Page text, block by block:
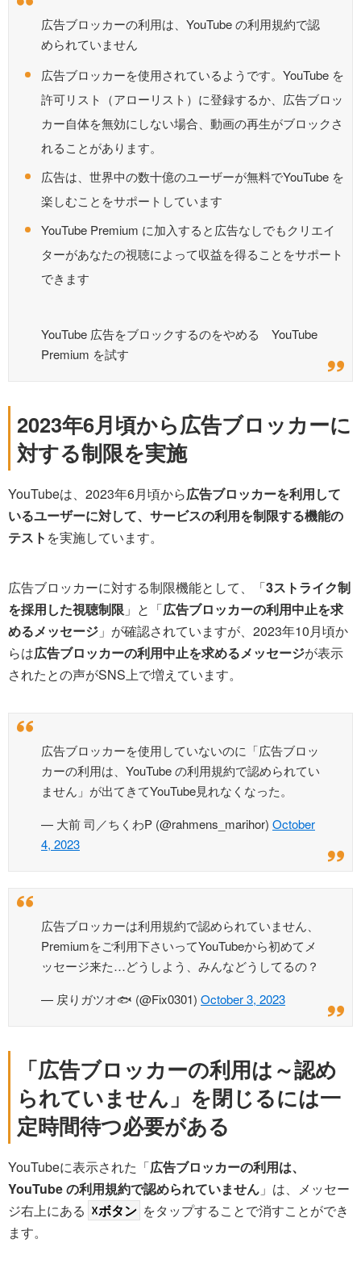
広告ブロッカーの利用は、YouTube の利用規約で認
められていません
広告ブロッカーを使用されているようです。YouTube を
許可リスト（アローリスト）に登録するか、広告ブロッ
カー自体を無効にしない場合、動画の再生がブロックさ
れることがあります。
広告は、世界中の数十億のユーザーが無料でYouTube を
楽しむことをサポートしています
YouTube Premium に加入すると広告なしでもクリエイ
ターがあなたの視聴によって収益を得ることをサポート
できます
YouTube 広告をブロックするのをやめる YouTube
Premium を試す
2023年6月頃から広告ブロッカーに
対する制限を実施
YouTubeは、2023年6月頃から広告ブロッカーを利用して
いるユーザーに対して、サービスの利用を制限する機能の
テスト を実施しています。
広告ブロッカーに対する制限機能として、「3ストライク制
を採用した視聴制限 」と「広告ブロッカーの利用中止を求
めるメッセージ 」が確認されていますが、2023年10月頃か
らは広告ブロッカーの利用中止を求めるメッセージが表示
されたとの声がSNS上で増えています。
広告ブロッカーを使用していないのに「広告ブロッ
カーの利用は、YouTube の利用規約で認められてい
ません」が出てきてYouTube見れなくなった。
— 大前 司／ちくわP (@rahmens_marihor) October
4, 2023
広告ブロッカーは利用規約で認められていません、
Premiumをご利用下さいってYouTubeから初めてメ
ッセージ来た…どうしよう、みんなどうしてるの？
— 戻りガツオ🐟 (@Fix0301) October 3, 2023
「広告ブロッカーの利用は～認め
られていません」を閉じるには一
定時間待つ必要がある
YouTubeに表示された「広告ブロッカーの利用は、
YouTube の利用規約で認められていません 」は、メッセー
ジ右上にある ☓ボタン をタップすることで消すことができ
ます。